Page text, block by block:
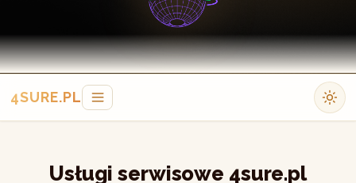
4SURE.PL
Usługi serwisowe 4sure.pl